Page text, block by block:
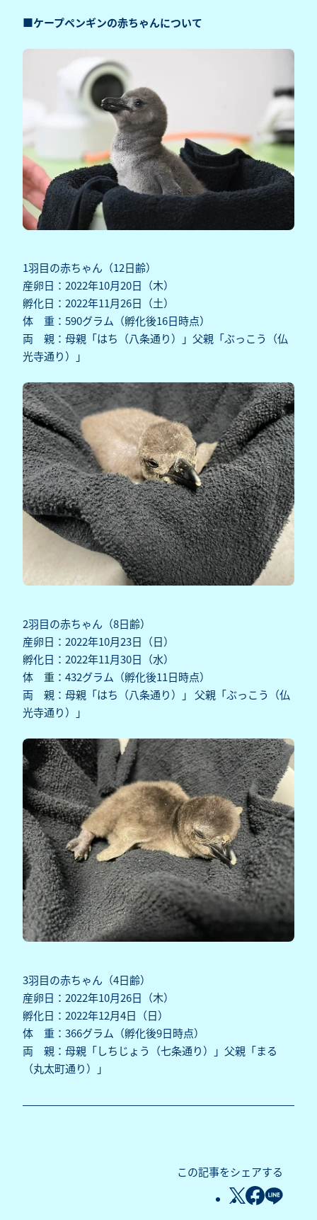
■ケープペンギンの赤ちゃんについて
1羽目の赤ちゃん（12日齢）
産卵日：2022年10月20日（木）
孵化日：2022年11月26日（土）
体 重：590グラム（孵化後16日時点）
両 親：母親「はち（八条通り）」父親「ぶっこう（仏
光寺通り）」
2羽目の赤ちゃん（8日齢）
産卵日：2022年10月23日（日）
孵化日：2022年11月30日（水）
体 重：432グラム（孵化後11日時点）
両 親：母親「はち（八条通り）」 父親「ぶっこう（仏
光寺通り）」
3羽目の赤ちゃん（4日齢）
産卵日：2022年10月26日（木）
孵化日：2022年12月4日（日）
体 重：366グラム（孵化後9日時点）
両 親：母親「しちじょう（七条通り）」父親「まる
（丸太町通り）」
この記事をシェアする